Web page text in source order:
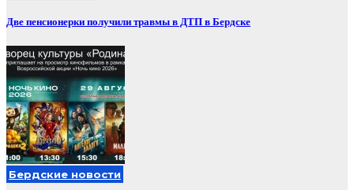
Две пенсионерки получили травмы в ДТП в Бердске
Бердские новости